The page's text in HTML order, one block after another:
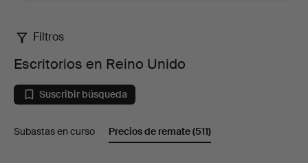
Escritorios
en
Reino
Unido
Filtros
Escritorios en Reino Unido
Suscribir búsqueda
Subastas en curso Precios de remate(511)